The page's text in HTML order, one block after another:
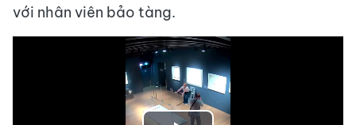
với nhân viên bảo tàng.